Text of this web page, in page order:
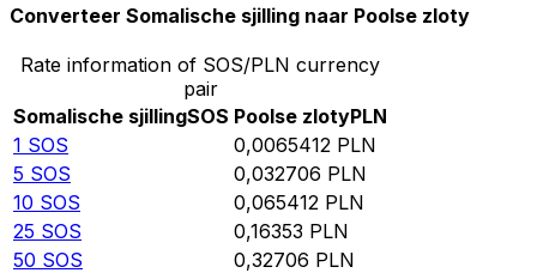
Converteer Somalische sjilling naar Poolse zloty
Rate information of SOS/PLN currency
pair
Somalische sjillingSOS Poolse zlotyPLN
1 SOS 0,0065412 PLN
5 SOS 0,032706 PLN
10 SOS 0,065412 PLN
25 SOS 0,16353 PLN
50 SOS 0,32706 PLN